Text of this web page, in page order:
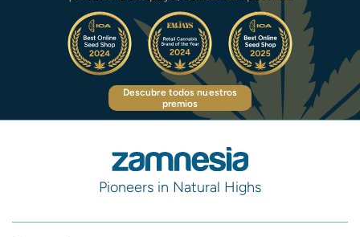
Descubre todos nuestros
premios
Pioneers in Natural Highs